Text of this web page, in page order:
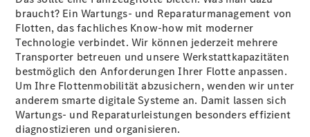
Startseite
Ansprechpartner
finden
Probefahrt
vereinbaren
braucht? Ein Wartungs- und Reparaturmanagement von
Flotten, das fachliches Know-how mit moderner
Technologie verbindet. Wir können jederzeit mehrere
Transporter betreuen und unsere Werkstattkapazitäten
bestmöglich den Anforderungen Ihrer Flotte anpassen.
Um Ihre Flottenmobilität abzusichern, wenden wir unter
anderem smarte digitale Systeme an. Damit lassen sich
Wartungs- und Reparaturleistungen besonders effizient
diagnostizieren und organisieren.